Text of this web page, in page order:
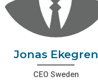
Jonas Ekegren
CEO Sweden